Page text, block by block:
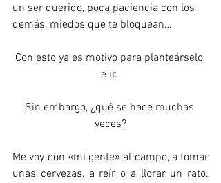
un ser querido, poca paciencia con los
demás, miedos que te bloquean…
Con esto ya es motivo para planteárselo
e ir.
Sin embargo, ¿qué se hace muchas
veces?
Me voy con «mi gente» al campo, a tomar
unas cervezas, a reír o a llorar un rato.